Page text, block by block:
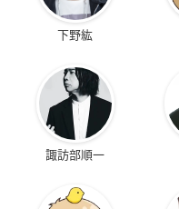
下野紘
諏訪部順一